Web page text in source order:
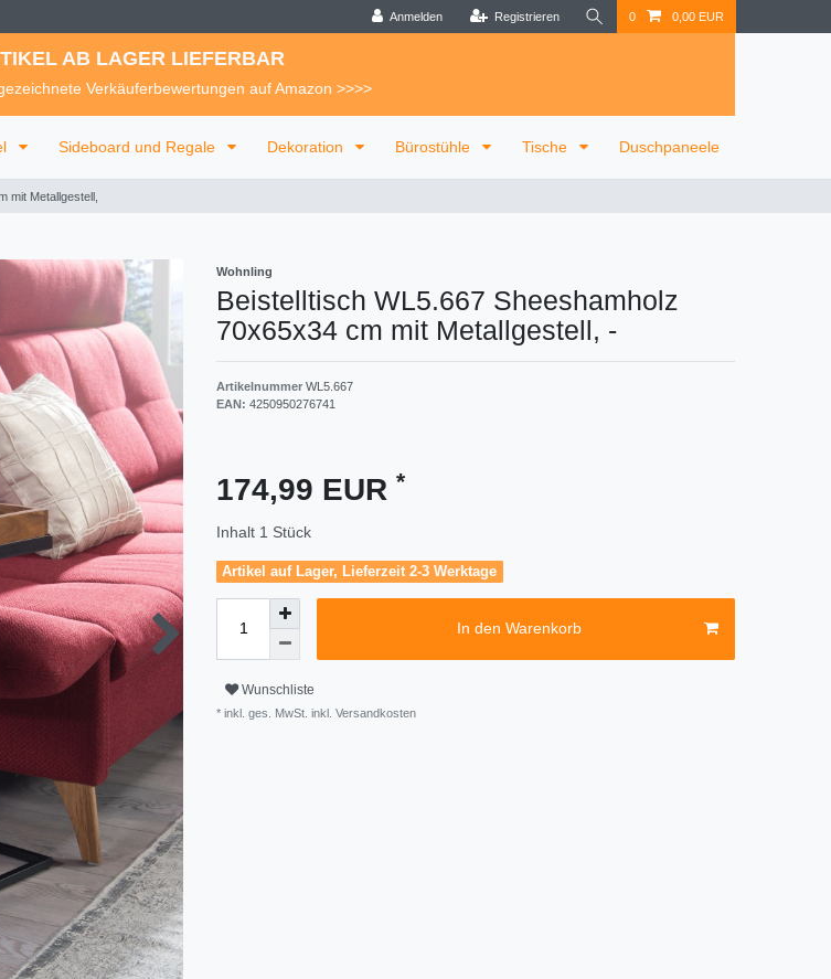
Anmelden Registrieren 0 0,00 EUR
AB LAGER LIEFERBAR
Verkäuferbewertungen auf Amazon >>>>
Sideboard und Regale Dekoration Bürostühle Tische Duschpaneele
mit Metallgestell,
Wohnling
Beistelltisch WL5.667 Sheeshamholz
70x65x34 cm mit Metallgestell, -
Artikelnummer WL5.667
EAN: 4250950276741
174,99 EUR *
Inhalt 1 Stück
Artikel auf Lager, Lieferzeit 2-3 Werktage
In den Warenkorb
Wunschliste
* inkl. ges. MwSt. inkl. Versandkosten